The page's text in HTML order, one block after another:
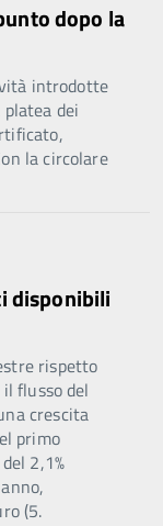
dopo la
introdotte
dei
la circolare
disponibili
rispetto
flusso del
crescita
primo
2,1%
(5.